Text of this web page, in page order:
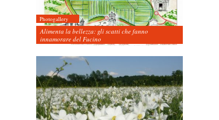
Photogallery
Alimenta la bellezza: gli scatti che fanno
innamorare del Fucino